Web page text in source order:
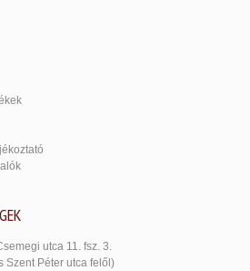
utca 11. fsz. 3.
Szent Péter utca felől)